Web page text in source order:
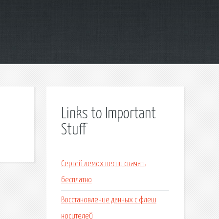
Links to Important
Stuff
Сергей лемох песни скачать
бесплатно
Восстановление данных с флеш
носителей